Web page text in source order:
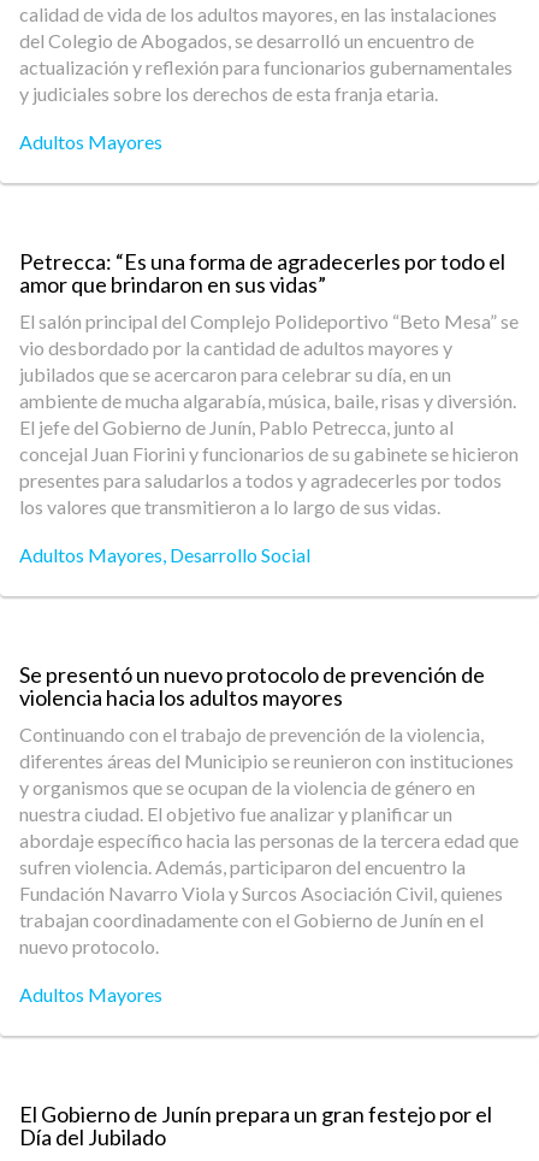
calidad de vida de los adultos mayores, en las instalaciones
del Colegio de Abogados, se desarrolló un encuentro de
actualización y reflexión para funcionarios gubernamentales
y judiciales sobre los derechos de esta franja etaria.
Adultos Mayores
Petrecca: “Es una forma de agradecerles por todo el
amor que brindaron en sus vidas”
El salón principal del Complejo Polideportivo “Beto Mesa” se
vio desbordado por la cantidad de adultos mayores y
jubilados que se acercaron para celebrar su día, en un
ambiente de mucha algarabía, música, baile, risas y diversión.
El jefe del Gobierno de Junín, Pablo Petrecca, junto al
concejal Juan Fiorini y funcionarios de su gabinete se hicieron
presentes para saludarlos a todos y agradecerles por todos
los valores que transmitieron a lo largo de sus vidas.
Adultos Mayores, Desarrollo Social
Se presentó un nuevo protocolo de prevención de
violencia hacia los adultos mayores
Continuando con el trabajo de prevención de la violencia,
diferentes áreas del Municipio se reunieron con instituciones
y organismos que se ocupan de la violencia de género en
nuestra ciudad. El objetivo fue analizar y planificar un
abordaje específico hacia las personas de la tercera edad que
sufren violencia. Además, participaron del encuentro la
Fundación Navarro Viola y Surcos Asociación Civil, quienes
trabajan coordinadamente con el Gobierno de Junín en el
nuevo protocolo.
Adultos Mayores
El Gobierno de Junín prepara un gran festejo por el
Día del Jubilado